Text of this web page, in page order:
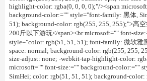
highlight-color: rgba(0, 0, 0, 0);"/><span
background-color:="" style="font-family: 黑体,
51); background-color: rgb(255, 255, 255);">高
200斤以下游玩</span><br microsoft="" font-
style="color: rgb(51, 51, 51); font-family: 微软雅
space: normal; background-color: rgb(255, 255,
size-adjust: none; -webkit-tap-highlight-color:
microsoft="" font-size:="" background-color:=""
SimHei; color: rgb(51, 51, 51); background-